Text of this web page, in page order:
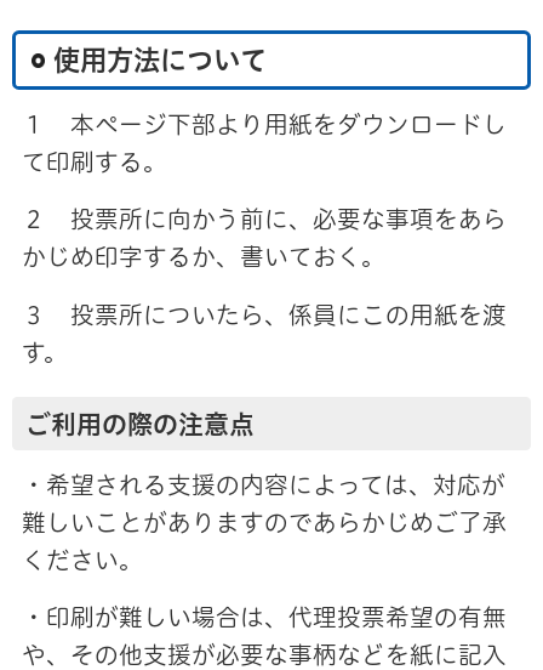
使用方法について
１ 本ページ下部より用紙をダウンロードし
て印刷する。
２ 投票所に向かう前に、必要な事項をあら
かじめ印字するか、書いておく。
３ 投票所についたら、係員にこの用紙を渡
す。
ご利用の際の注意点
・希望される支援の内容によっては、対応が
難しいことがありますのであらかじめご了承
ください。
・印刷が難しい場合は、代理投票希望の有無
や、その他支援が必要な事柄などを紙に記入